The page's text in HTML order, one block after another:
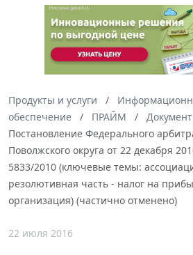
Продукты и услуги
обеспечение
ПРАЙМ
Постановление Федерального
Поволжского округа от 22 декабря
5833/2010 (ключевые темы:
резолютивная часть - налог на
организация) (частично отменено)
22 июля 2016